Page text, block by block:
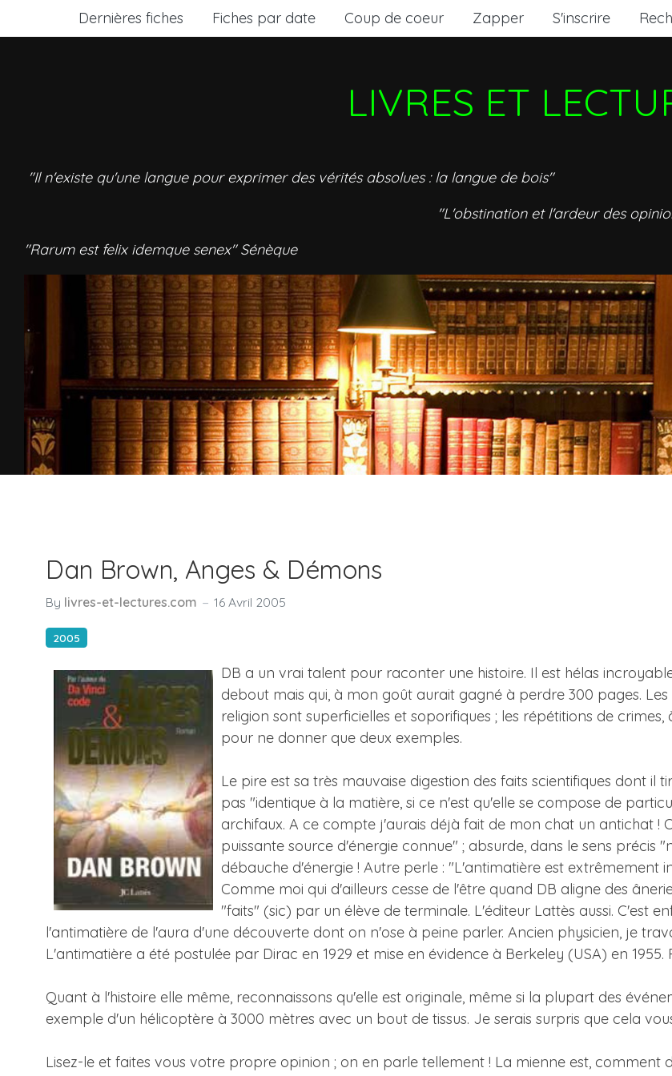
Dernières fiches Fiches par date Coup de coeur Zapper S'inscrire
LIVRES ET
"Il n'existe qu'une langue pour exprimer des vérités absolues : la langue de bois"
"L'obstination et l'ardeur des
"Rarum est felix idemque senex" Sénèque
Dan Brown, Anges & Démons
By livres-et-lectures.com 16 Avril 2005
2005
DB a un vrai talent pour raconter une histoire. Il est hélas
debout mais qui, à mon goût aurait gagné à perdre 300 pages.
religion sont superficielles et soporifiques ; les répétitions de
pour ne donner que deux exemples.
Le pire est sa très mauvaise digestion des faits scientifiques dont il
pas "identique à la matière, si ce n'est qu'elle se compose de
archifaux. A ce compte j'aurais déjà fait de mon chat un antichat !
puissante source d'énergie connue" ; absurde, dans le sens précis
débauche d'énergie ! Autre perle : "L'antimatière est extrêmement
Comme moi qui d'ailleurs cesse de l'être quand DB aligne des
"faits" (sic) par un élève de terminale. L'éditeur Lattès aussi. C'est
l'antimatière de l'aura d'une découverte dont on n'ose à peine parler. Ancien physicien, je
L'antimatière a été postulée par Dirac en 1929 et mise en évidence à Berkeley (USA) en
Quant à l'histoire elle même, reconnaissons qu'elle est originale, même si la plupart des
exemple d'un hélicoptère à 3000 mètres avec un bout de tissus. Je serais surpris que cela
Lisez-le et faites vous votre propre opinion ; on en parle tellement ! La mienne est, comment